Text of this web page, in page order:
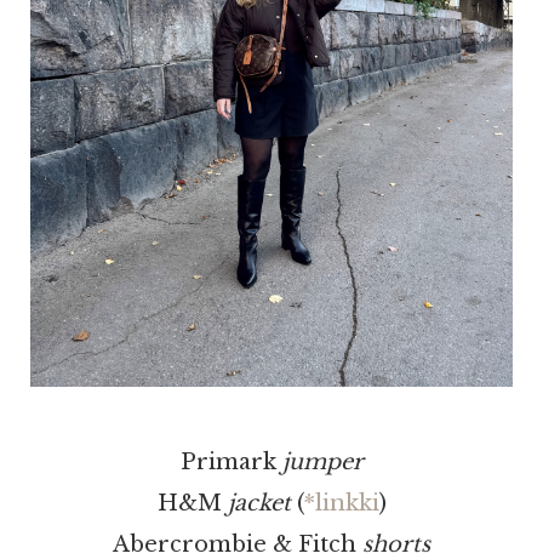
Primark jumper
H&M jacket(*linkki)
Abercrombie & Fitch shorts